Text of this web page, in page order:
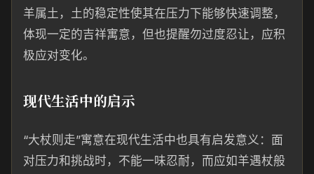
羊属土，土的稳定性使其在压力下能够快速调整，
体现一定的吉祥寓意，但也提醒勿过度忍让，应积
极应对变化。
现代生活中的启示
“大杖则走”寓意在现代生活中也具有启发意义：面
对压力和挑战时，不能一味忍耐，而应如羊遇杖般